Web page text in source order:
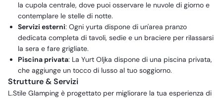
la cupola centrale, dove puoi osservare le nuvole di giorno e
contemplare le stelle di notte.
Servizi esterni: Ogni yurta dispone di un'area pranzo
dedicata completa di tavoli, sedie e un braciere per rilassarsi
la sera e fare grigliate.
Piscina privata: La Yurt Oljka dispone di una piscina privata,
che aggiunge un tocco di lusso al tuo soggiorno.
Strutture & Servizi
L.Stile Glamping è progettato per migliorare la tua esperienza di